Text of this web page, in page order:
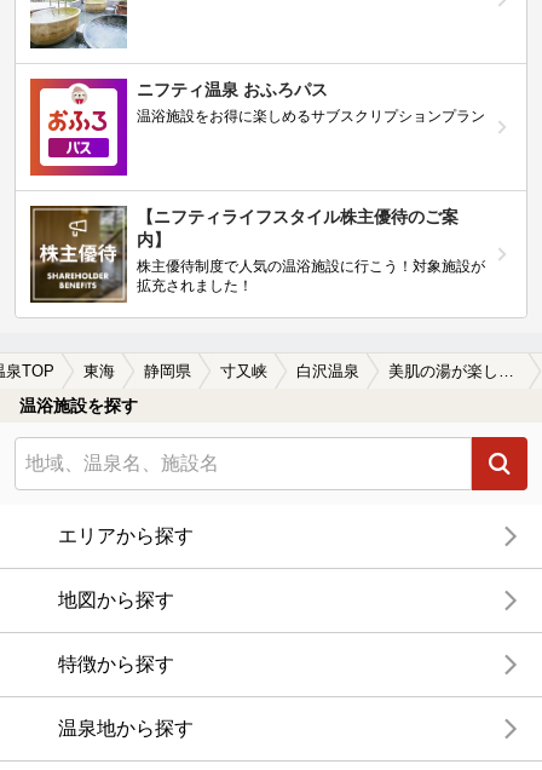
ニフティ温泉 おふろパス
温浴施設をお得に楽しめるサブスクリプションプラン
【ニフティライフスタイル株主優待のご案
内】
株主優待制度で人気の温浴施設に行こう！対象施設が
拡充されました！
泉TOP 東海 静岡県 寸又峡 白沢温泉 美肌の湯が楽しめる白沢温泉の温泉、日帰り温泉、スーパー銭湯おすすめ
温浴施設を探す
エリアから探す
地図から探す
特徴から探す
温泉地から探す